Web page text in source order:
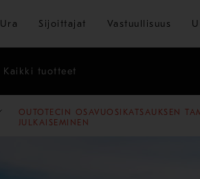
Siirry pääsisältöön
Ura Sijoittajat Vastuullisuus
Kaikki tuotteet
2009
OUTOTECIN OSAVUOSIKATSAUKSEN
JULKAISEMINEN